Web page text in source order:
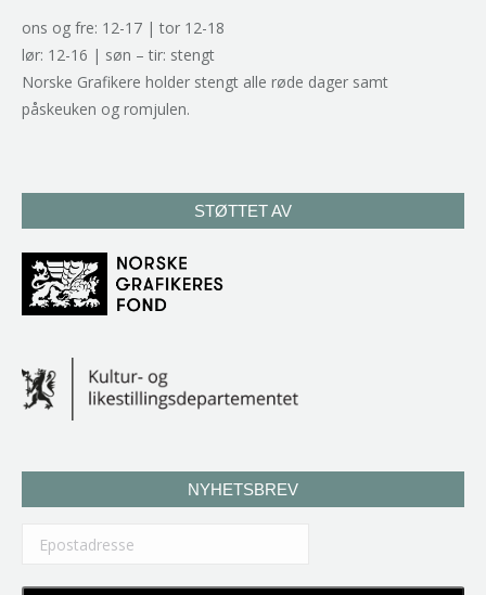
ons og fre: 12-17 | tor 12-18
lør: 12-16 | søn – tir: stengt
Norske Grafikere holder stengt alle røde dager samt
påskeuken og romjulen.
STØTTET AV
NYHETSBREV